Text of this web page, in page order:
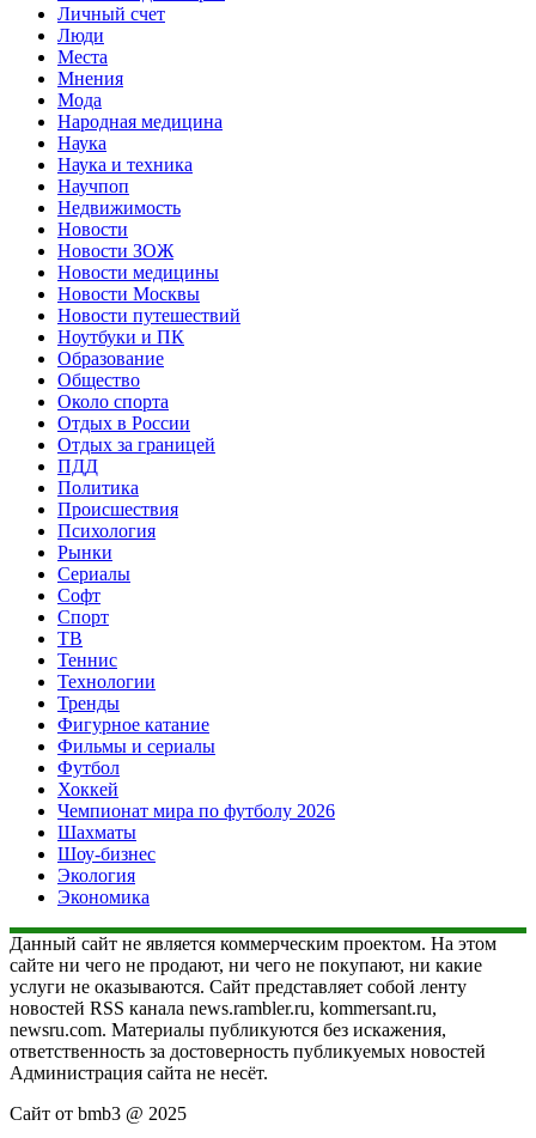
Личный счет
Люди
Места
Мнения
Мода
Народная медицина
Наука
Наука и техника
Научпоп
Недвижимость
Новости
Новости ЗОЖ
Новости медицины
Новости Москвы
Новости путешествий
Ноутбуки и ПК
Образование
Общество
Около спорта
Отдых в России
Отдых за границей
ПДД
Политика
Происшествия
Психология
Рынки
Сериалы
Софт
Спорт
ТВ
Теннис
Технологии
Тренды
Фигурное катание
Фильмы и сериалы
Футбол
Хоккей
Чемпионат мира по футболу 2026
Шахматы
Шоу-бизнес
Экология
Экономика
Данный сайт не является коммерческим проектом. На этом
сайте ни чего не продают, ни чего не покупают, ни какие
услуги не оказываются. Сайт представляет собой ленту
новостей RSS канала news.rambler.ru, kommersant.ru,
newsru.com. Материалы публикуются без искажения,
ответственность за достоверность публикуемых новостей
Администрация сайта не несёт.
Сайт от bmb3 @ 2025